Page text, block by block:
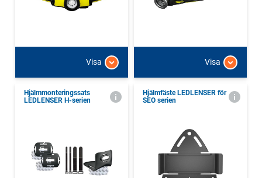
Visa Visa
Hjälmmonteringssats
LEDLENSER H-serien
Hjälmfäste LEDLENSER för
SEO serien